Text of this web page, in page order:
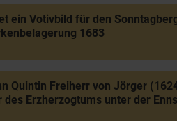
ein Votivbild für den
1683
Quintin Freiherr von Jörger
Erzherzogtums unter der